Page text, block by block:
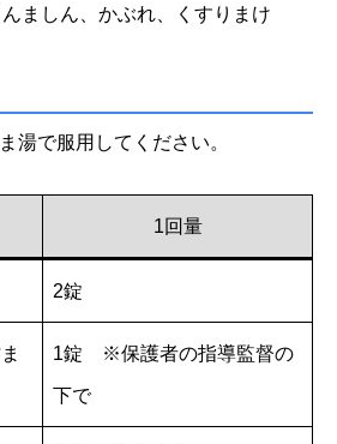
ましん、かぶれ、くすりまけ
湯で服用してください。
1回量
2錠
1錠 ※保護者の指導監督の
下で